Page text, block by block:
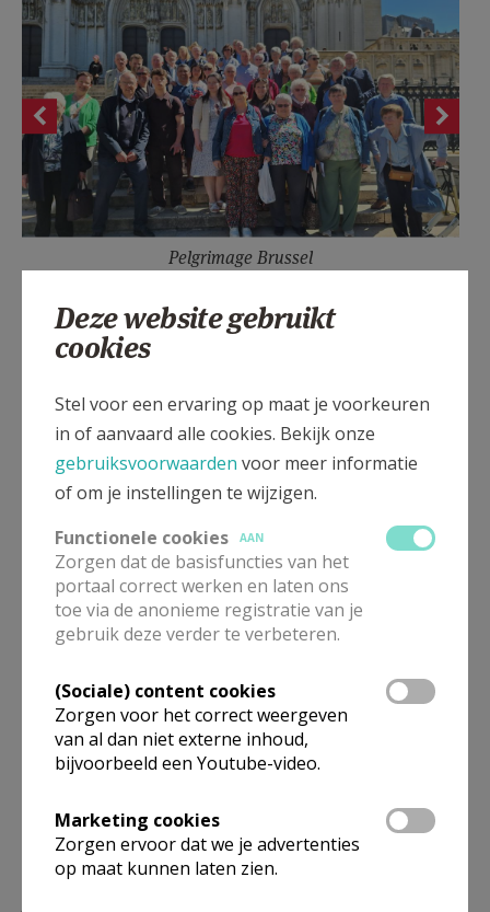
Pelgrimage Brussel
Pastorale Eenheid H. Norbertus Meerhout-Laakdal
Meer
Artikel
Deel dit artikel
Deze website gebruikt
cookies
Stel voor een ervaring op maat je voorkeuren
in of aanvaard alle cookies. Bekijk onze
gebruiksvoorwaarden voor meer informatie
of om je instellingen te wijzigen.
Functionele cookies
AAN
Zorgen dat de basisfuncties van het
portaal correct werken en laten ons
toe via de anonieme registratie van je
gebruik deze verder te verbeteren.
(Sociale) content cookies
Zorgen voor het correct weergeven
van al dan niet externe inhoud,
bijvoorbeeld een Youtube-video.
Marketing cookies
Zorgen ervoor dat we je advertenties
op maat kunnen laten zien.